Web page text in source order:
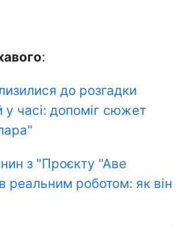
:
до розгадки
часі: допоміг сюжет
з "Проєкту "Аве
реальним роботом: як він